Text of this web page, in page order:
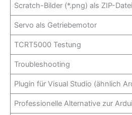
Scratch-Bilder (*.png) als ZIP-Datei
Servo als Getriebemotor
TCRT5000 Testung
Troubleshooting
Plugin für Visual Studio (ähnlich
Professionelle Alternative zur